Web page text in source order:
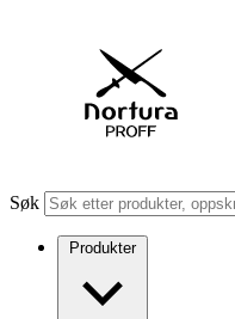
Søk
Produkter